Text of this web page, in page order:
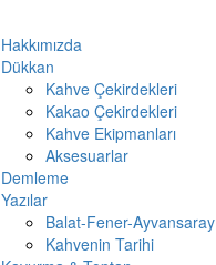
Hakkımızda
Dükkan
Kahve Çekirdekleri
Kakao Çekirdekleri
Kahve Ekipmanları
Aksesuarlar
Demleme
Yazılar
Balat-Fener-Ayvansaray
Kahvenin Tarihi